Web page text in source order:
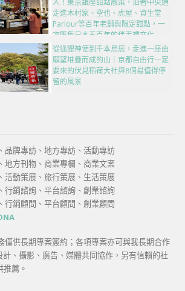
人！東京銀座甜點散策，沿著中央通
走進木村家、空也、虎屋、資生堂
Parlour等百年老舖與限定甜點，一
次匯集日本五百年的伴手禮文化
從狐狸神使到千本鳥居，走進一座由
願望堆疊而成的山｜京都自由行一定
要來的伏見稻荷大社與8個最值得停
留的風景
品牌專訪、地方專訪、活動專訪
地方刊物、商業專欄、商業文案
活動策展、旅行策展、生活策展
行銷諮詢、平台諮詢、創業諮詢
行銷顧問、平台顧問、創業顧問
供長期專案簽約；各項專案亦可與我長期合作
計、攝影、廣告、媒體共同協作，另有信賴的社
薦。